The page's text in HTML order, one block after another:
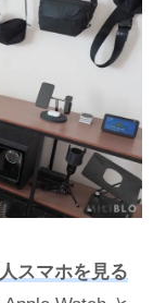
スマホを見る